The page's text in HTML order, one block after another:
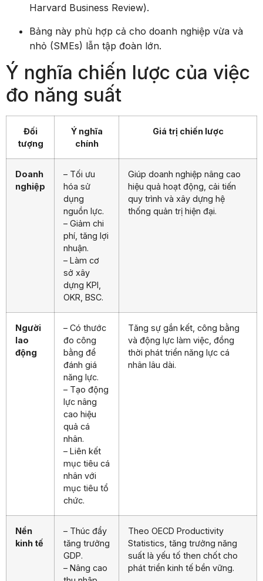
Harvard Business Review).
Bảng này phù hợp cả cho doanh nghiệp vừa và
nhỏ (SMEs) lẫn tập đoàn lớn.
Ý nghĩa chiến lược của việc
đo năng suất
Đối
tượng
Ý nghĩa
chính
Giá trị chiến lược
Doanh
nghiệp
– Tối ưu
hóa sử
dụng
nguồn lực.
– Giảm chi
phí, tăng lợi
nhuận.
– Làm cơ
sở xây
dựng KPI,
OKR, BSC.
Giúp doanh nghiệp nâng cao
hiệu quả hoạt động, cải tiến
quy trình và xây dựng hệ
thống quản trị hiện đại.
Người
lao
động
– Có thước
đo công
bằng để
đánh giá
năng lực.
– Tạo động
lực nâng
cao hiệu
quả cá
nhân.
– Liên kết
mục tiêu cá
nhân với
mục tiêu tổ
chức.
Tăng sự gắn kết, công bằng
và động lực làm việc, đồng
thời phát triển năng lực cá
nhân lâu dài.
Nền
kinh tế
– Thúc đẩy
tăng trưởng
GDP.
– Nâng cao
Theo OECD Productivity
Statistics, tăng trưởng năng
suất là yếu tố then chốt cho
phát triển kinh tế bền vững.